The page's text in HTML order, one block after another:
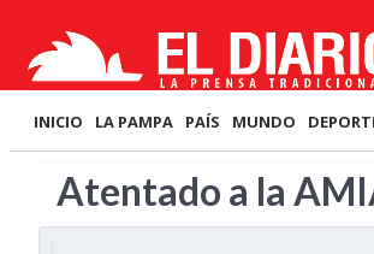
INICIO LA PAMPA PAÍS MUNDO
Atentado a la